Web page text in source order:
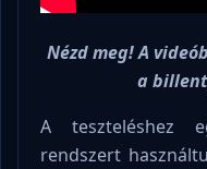
Nézd meg! A
a
A teszteléshez
rendszert